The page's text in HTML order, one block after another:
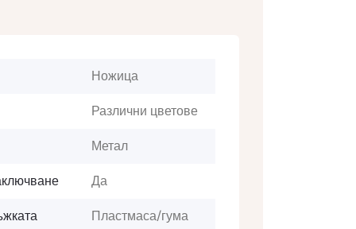
Ножица
Различни цветове
Метал
Да
Пластмаса/гума